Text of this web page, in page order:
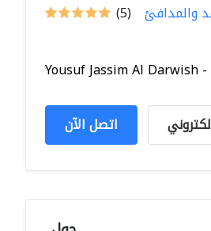
(5) والمدافئ
Yousuf Jassim Al Darwish
اتصل الآن